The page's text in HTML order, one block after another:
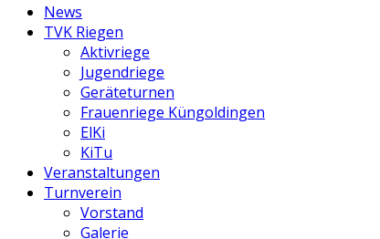
News
TVK Riegen
Aktivriege
Jugendriege
Geräteturnen
Frauenriege Küngoldingen
ElKi
KiTu
Veranstaltungen
Turnverein
Vorstand
Galerie